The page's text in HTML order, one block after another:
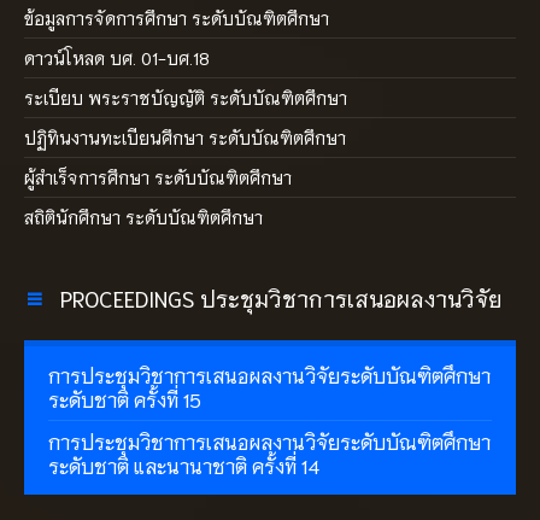
ข้อมูลการจัดการศึกษา ระดับบัณฑิตศึกษา
ดาวน์โหลด บศ. 01-บศ.18
ระเบียบ พระราชบัญญัติ ระดับบัณฑิตศึกษา
ปฏิทินงานทะเบียนศึกษา ระดับบัณฑิตศึกษา
ผู้สำเร็จการศึกษา ระดับบัณฑิตศึกษา
สถิตินักศึกษา ระดับบัณฑิตศึกษา
PROCEEDINGS ประชุมวิชาการเสนอผลงานวิจัย
การประชุมวิชาการเสนอผลงานวิจัยระดับบัณฑิตศึกษา
ระดับชาติ ครั้งที่ 15
การประชุมวิชาการเสนอผลงานวิจัยระดับบัณฑิตศึกษา
ระดับชาติ และนานาชาติ ครั้งที่ 14